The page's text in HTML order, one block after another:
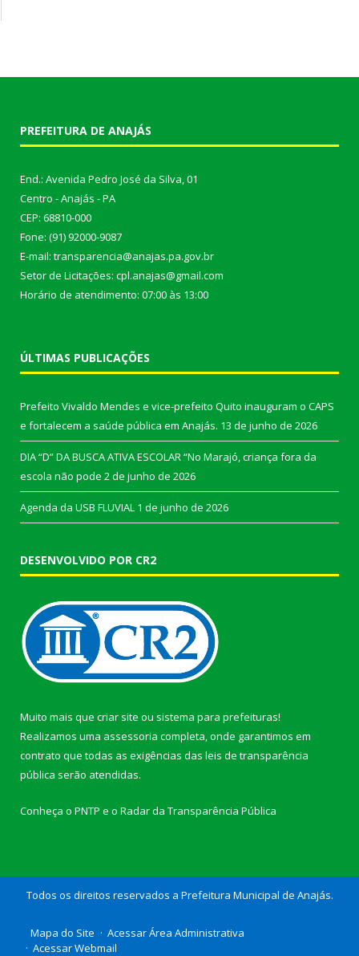
PREFEITURA DE ANAJÁS
End.: Avenida Pedro José da Silva, 01
Centro - Anajás - PA
CEP: 68810-000
Fone: (91) 92000-9087
E-mail: transparencia@anajas.pa.gov.br
Setor de Licitações: cpl.anajas@gmail.com
Horário de atendimento: 07:00 às 13:00
ÚLTIMAS PUBLICAÇÕES
Prefeito Vivaldo Mendes e vice-prefeito Quito inauguram o CAPS
e fortalecem a saúde pública em Anajás. 13 de junho de 2026
DIA “D” DA BUSCA ATIVA ESCOLAR “No Marajó, criança fora da
escola não pode 2 de junho de 2026
Agenda da USB FLUVIAL 1 de junho de 2026
DESENVOLVIDO POR CR2
Muito mais que criar site ou sistema para prefeituras!
Realizamos uma assessoria completa, onde garantimos em
contrato que todas as exigências das leis de transparência
pública serão atendidas.
Conheça o PNTP e o Radar da Transparência Pública
Todos os direitos reservados a Prefeitura Municipal de Anajás.
Mapa do Site
Acessar Área Administrativa
Acessar Webmail